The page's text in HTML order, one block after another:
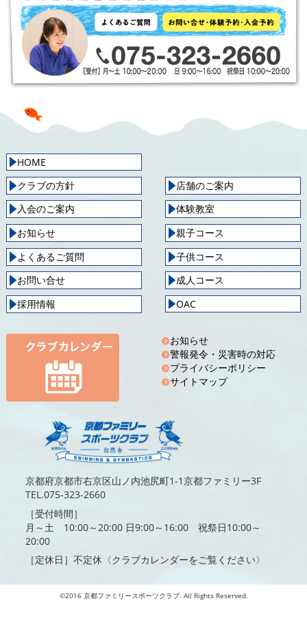
HOME
クラブの方針
店舗のご案内
入会のご案内
体験教室
お知らせ
親子コース
よくあるご質問
子供コース
お問い合せ
成人コース
採用情報
OAC
お知らせ
警報発令・災害時の対応
プライバシーポリシー
サイトマップ
京都府京都市右京区山ノ内池尻町1-1京都ファミリー3F
TEL.075-323-2660
［受付時間］
月～土 10:00～20:00 日9:00～16:00 祝祭日10:00～
20:00
［定休日］不定休〈クラブカレンダーをご覧ください〉
©2016 京都ファミリースポーツクラブ. All Rights Reserved.